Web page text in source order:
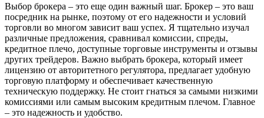
Выбор брокера – это еще один важный шаг. Брокер – это ваш
посредник на рынке, поэтому от его надежности и условий
торговли во многом зависит ваш успех. Я тщательно изучал
различные предложения, сравнивал комиссии, спреды,
кредитное плечо, доступные торговые инструменты и отзывы
других трейдеров. Важно выбрать брокера, который имеет
лицензию от авторитетного регулятора, предлагает удобную
торговую платформу и обеспечивает качественную
техническую поддержку. Не стоит гнаться за самыми низкими
комиссиями или самым высоким кредитным плечом. Главное
– это надежность и удобство.